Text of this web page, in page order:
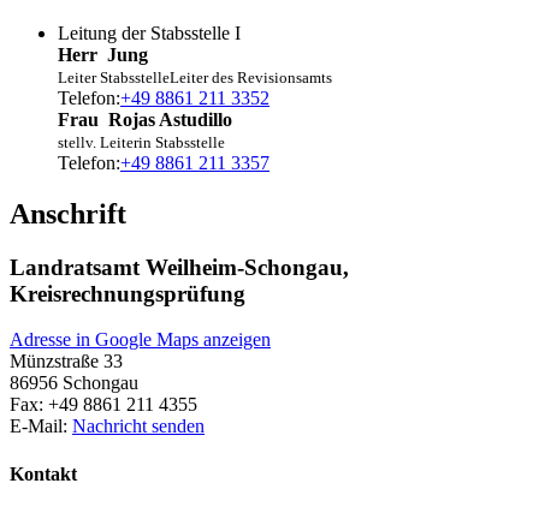
Leitung der Stabsstelle I
Herr Jung
Leiter StabsstelleLeiter des Revisionsamts
Telefon:+49 8861 211 3352
Frau Rojas Astudillo
stellv. Leiterin Stabsstelle
Telefon:+49 8861 211 3357
Anschrift
Landratsamt Weilheim-Schongau,
Kreisrechnungsprüfung
Adresse in Google Maps anzeigen
Münzstraße 33
86956 Schongau
Fax: +49 8861 211 4355
E-Mail: Nachricht senden
Kontakt